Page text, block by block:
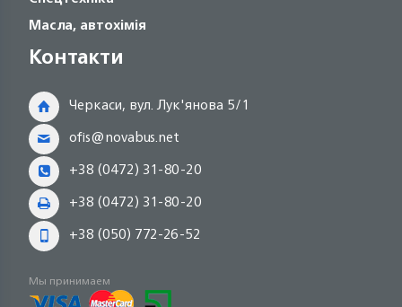
Масла, автохімія
Контакти
Черкаси, вул. Лук'янова 5/1
ofis@novabus.net
+38 (0472) 31-80-20
+38 (0472) 31-80-20
+38 (050) 772-26-52
Мы принимаем